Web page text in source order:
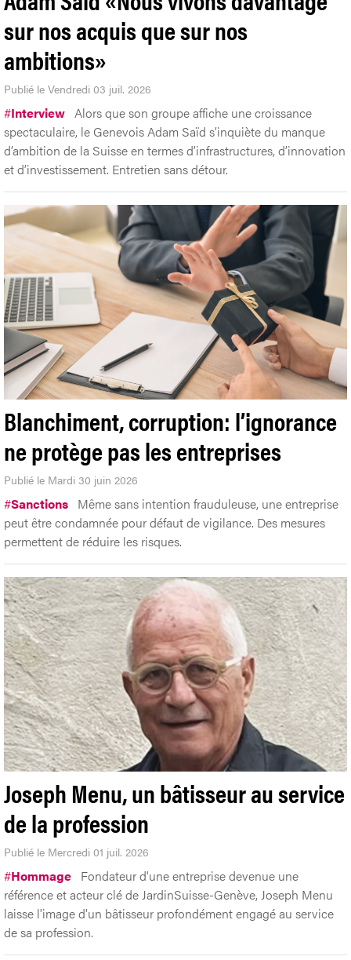
sur nos acquis que sur nos
ambitions»
Publié le Vendredi 03 juil. 2026
#Interview Alors que son groupe affiche une croissance
spectaculaire, le Genevois Adam Saïd s’inquiète du manque
d’ambition de la Suisse en termes d’infrastructures, d’innovation
et d’investissement. Entretien sans détour.
Blanchiment, corruption: l’ignorance
ne protège pas les entreprises
Publié le Mardi 30 juin 2026
#Sanctions Même sans intention frauduleuse, une entreprise
peut être condamnée pour défaut de vigilance. Des mesures
permettent de réduire les risques.
Joseph Menu, un bâtisseur au service
de la profession
Publié le Mercredi 01 juil. 2026
#Hommage Fondateur d'une entreprise devenue une
référence et acteur clé de JardinSuisse-Genève, Joseph Menu
laisse l'image d'un bâtisseur profondément engagé au service
de sa profession.